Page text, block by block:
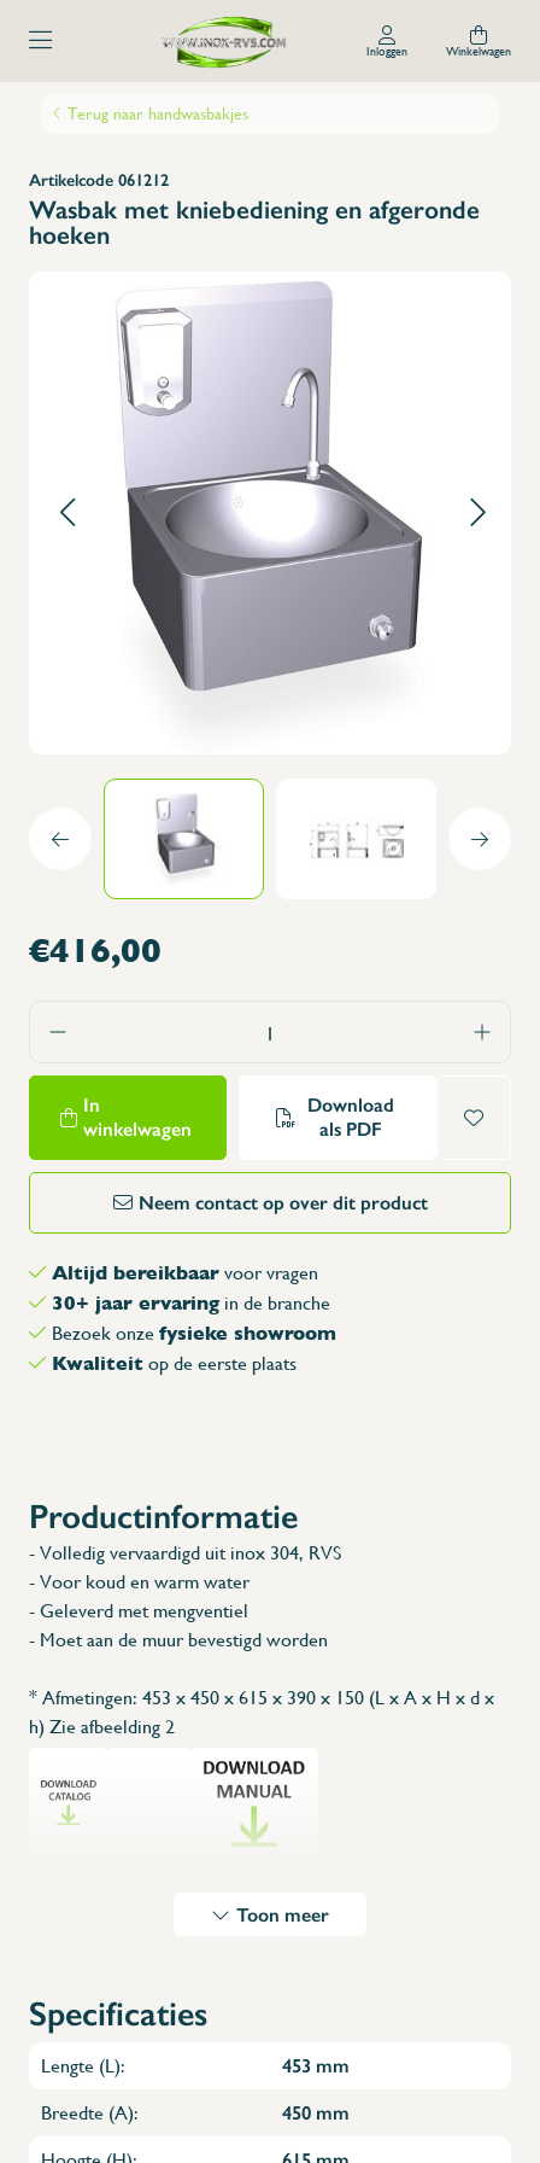
Inloggen Winkelwagen
Terug naar handwasbakjes
Artikelcode 061212
Wasbak met kniebediening en afgeronde
hoeken
€416,00
In
winkelwagen
Download
als PDF
Neem contact op over dit product
Altijd bereikbaar voor vragen
30+ jaar ervaring in de branche
Bezoek onze fysieke showroom
Kwaliteit op de eerste plaats
Productinformatie
- Volledig vervaardigd uit inox 304, RVS
- Voor koud en warm water
- Geleverd met mengventiel
- Moet aan de muur bevestigd worden
* Afmetingen: 453 x 450 x 615 x 390 x 150 (L x A x H x d x
h) Zie afbeelding 2
Toon meer
Specificaties
Lengte (L): 453 mm
Breedte (A): 450 mm